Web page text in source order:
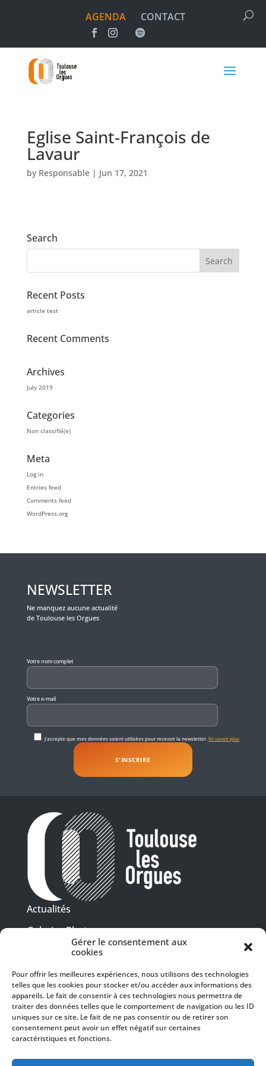
Gérer le consentement aux
cookies
Pour offrir les meilleures expériences, nous utilisons des technologies
telles que les cookies pour stocker et/ou accéder aux informations des
appareils. Le fait de consentir à ces technologies nous permettra de
traiter des données telles que le comportement de navigation ou les ID
uniques sur ce site. Le fait de ne pas consentir ou de retirer son
consentement peut avoir un effet négatif sur certaines
caractéristiques et fonctions.
AGENDA CONTACT
Eglise Saint-François de
Lavaur
by Responsable| Jun 17, 2021
Search
Recent Posts
article test
Recent Comments
Archives
July 2019
Categories
Non classifié(e)
Meta
Log in
Entries feed
Comments feed
WordPress.org
NEWSLETTER
Ne manquez aucune actualité
de Toulouse les Orgues
Votre nom complet
Votre e-mail
J'accepte que mes données soient utilisées pour recevoir la newsletter.En savoir plus
Actualités
Galeries Photos
Vidéothèque
Presse
Programme PDF
Billetterie
Recrutement
Mentions légales